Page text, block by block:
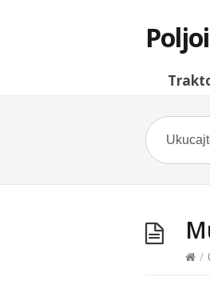
/